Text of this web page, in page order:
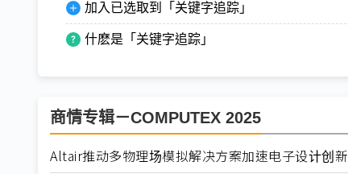
加入已选取到「关键字追踪」
什麽是「关键字追踪」
商情专辑－COMPUTEX 2025
Altair推动多物理场模拟解决方案加速电子设计创新